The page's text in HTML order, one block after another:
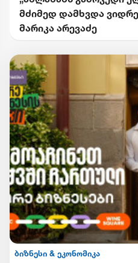
მძიმედ დამხვდა
მარიკა არევაძე
ბიზნესი & ეკონომიკა